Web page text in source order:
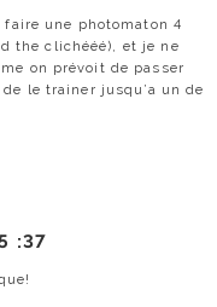
une photomaton 4
the clichééé), et je ne
on prévoit de passer
le trainer jusqu’a un de
:37